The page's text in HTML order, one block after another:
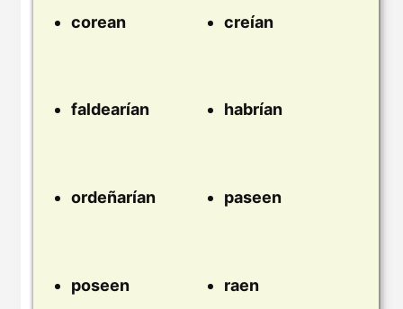
corean creían
faldearían habrían
ordeñarían paseen
poseen raen